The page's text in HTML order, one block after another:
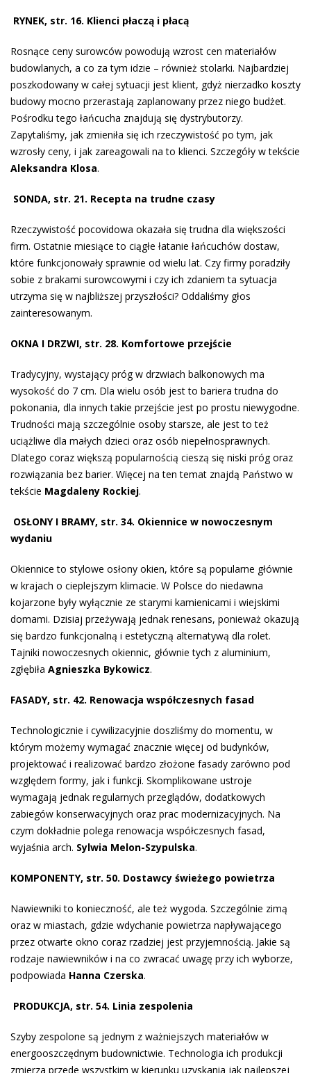
RYNEK, str. 16. Klienci płaczą i płacą
Rosnące ceny surowców powodują wzrost cen materiałów
budowlanych, a co za tym idzie – również stolarki. Najbardziej
poszkodowany w całej sytuacji jest klient, gdyż nierzadko koszty
budowy mocno przerastają zaplanowany przez niego budżet.
Pośrodku tego łańcucha znajdują się dystrybutorzy.
Zapytaliśmy, jak zmieniła się ich rzeczywistość po tym, jak
wzrosły ceny, i jak zareagowali na to klienci. Szczegóły w tekście
Aleksandra Klosa.
SONDA, str. 21. Recepta na trudne czasy
Rzeczywistość pocovidowa okazała się trudna dla większości
firm. Ostatnie miesiące to ciągłe łatanie łańcuchów dostaw,
które funkcjonowały sprawnie od wielu lat. Czy firmy poradziły
sobie z brakami surowcowymi i czy ich zdaniem ta sytuacja
utrzyma się w najbliższej przyszłości? Oddaliśmy głos
zainteresowanym.
OKNA I DRZWI, str. 28. Komfortowe przejście
Tradycyjny, wystający próg w drzwiach balkonowych ma
wysokość do 7 cm. Dla wie­lu osób jest to bariera trudna do
pokonania, dla innych takie przejście jest po prostu niewygodne.
Trudności mają szczególnie osoby starsze, ale jest to też
uciążliwe dla małych dzieci oraz osób niepełnosprawnych.
Dlatego coraz więk­szą popularnością cieszą się niski próg oraz
rozwiązania bez barier. Więcej na ten temat znajdą Państwo w
tekście Magdaleny Rockiej.
OSŁONY I BRAMY, str. 34. Okiennice w nowoczesnym
wydaniu
Okiennice to stylowe osłony okien, które są popularne głównie
w krajach o cieplejszym klimacie. W Polsce do niedawna
kojarzone były wyłącznie ze starymi kamienicami i wiejskimi
domami. Dzisiaj przeżywają jednak renesans, ponieważ okazują
się bardzo funkcjonalną i estetyczną alternatywą dla rolet.
Tajniki nowoczesnych okiennic, głównie tych z aluminium,
zgłębiła Agnieszka Bykowicz.
FASADY, str. 42. Renowacja współczesnych fasad
Technologicznie i cywilizacyjnie doszliśmy do momentu, w
którym możemy wymagać znacznie więcej od budynków,
projektować i realizować bardzo złożone fasady zarówno pod
względem formy, jak i funkcji. Skomplikowane ustroje
wymagają jednak regularnych przeglądów, dodatkowych
zabiegów konserwacyjnych oraz prac modernizacyjnych. Na
czym dokładnie polega renowacja współczesnych fasad,
wyjaśnia arch. Sylwia Melon-Szypulska.
KOMPONENTY, str. 50. Dostawcy świeżego powietrza
Nawiewniki to konieczność, ale też wygoda. Szczególnie zimą
oraz w miastach, gdzie wdychanie powietrza napływającego
przez otwarte okno coraz rzadziej jest przyjemnością. Jakie są
rodzaje nawiewników i na co zwracać uwagę przy ich wyborze,
podpowiada Hanna Czerska.
PRODUKCJA, str. 54. Linia zespolenia
Szyby zespolone są jednym z ważniejszych materiałów w
energooszczędnym budownictwie. Technologia ich produkcji
zmierza przede wszystkim w kierunku uzyskania jak najlepszej